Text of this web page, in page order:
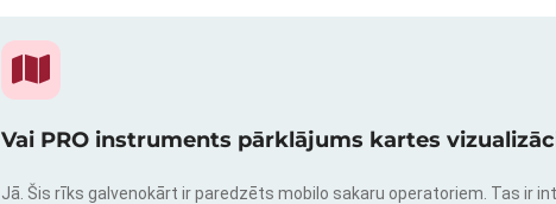
Vai PRO instruments pārklājums kartes
Jā. Šis rīks galvenokārt ir paredzēts mobilo sakaru operatoriem. Tas ir